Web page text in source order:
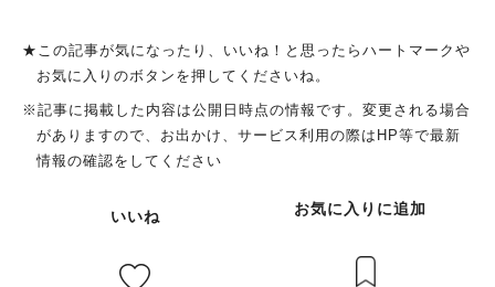
★この記事が気になったり、いいね！と思ったらハートマークや
お気に入りのボタンを押してくださいね。
※記事に掲載した内容は公開日時点の情報です。変更される場合
がありますので、お出かけ、サービス利用の際はHP等で最新
情報の確認をしてください
いいね お気に入りに追加